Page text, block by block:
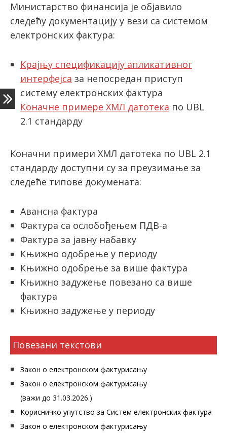
latinica
Министарство финансија је објавило
следећу документацију у вези са системом
електронских фактура:
Крајњу спецификацију апликативног
интерфејса за непосредан приступ
систему електронских фактура
Коначне примере XМЛ датотека по UBL
2.1 стандарду
Коначни примери XМЛ датотека по UBL 2.1
стандарду доступни су за преузимање за
следеће типове докумената:
Авансна фактура
Фактура са ослобођењем ПДВ-а
Фактура за јавну набавку
Књижно одобрење у периоду
Књижно одобрење за више фактура
Књижно задужење повезано са више
фактура
Књижно задужење у периоду
Повезани текстови
Закон о електронском фактурисању
Закон о електронском фактурисању
(важи до 31.03.2026.)
Корисничко упутство за Систем електронских фактура
Закон о електронском фактурисању